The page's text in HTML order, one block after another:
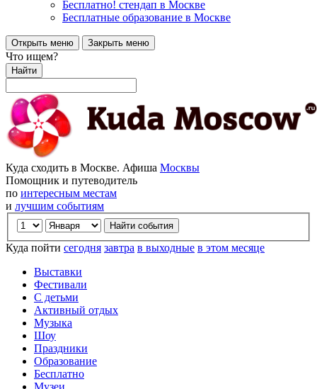
Бесплатно! стендап в Москве
Бесплатные образование в Москве
Открыть меню Закрыть меню
Что ищем?
Найти
Куда сходить в Москве. Афиша Москвы
Помощник и путеводитель
по интересным местам
и лучшим событиям
Куда пойти сегодня завтра в выходные в этом месяце
Выставки
Фестивали
С детьми
Активный отдых
Музыка
Шоу
Праздники
Образование
Бесплатно
Музеи